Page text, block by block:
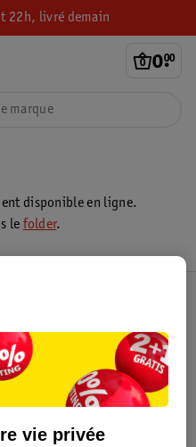
22h, livré demain
0.
00
disponible en ligne.
le folder.
vie privée